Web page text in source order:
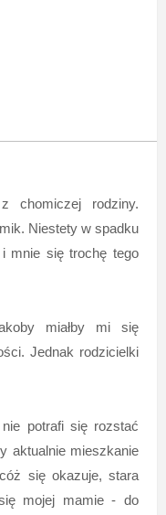
chomiczej rodziny.
Niestety w spadku
mnie się trochę tego
miałby mi się
Jednak rodzicielki
potrafi się rozstać
aktualnie mieszkanie
się okazuje, stara
mojej mamie - do